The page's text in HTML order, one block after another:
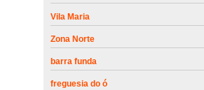
Vila Maria
Zona Norte
barra funda
freguesia do ó